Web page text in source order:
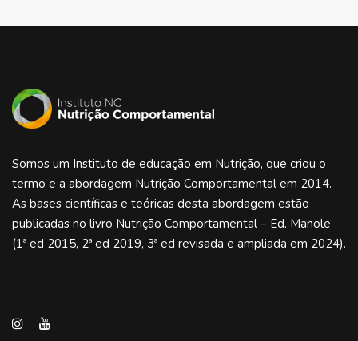
Somos um Instituto de educação em Nutrição, que criou o
termo e a abordagem Nutrição Comportamental em 2014.
As bases científicas e teóricas desta abordagem estão
publicadas no livro Nutrição Comportamental – Ed. Manole
(1ª ed 2015, 2ª ed 2019, 3ª ed revisada e ampliada em 2024).